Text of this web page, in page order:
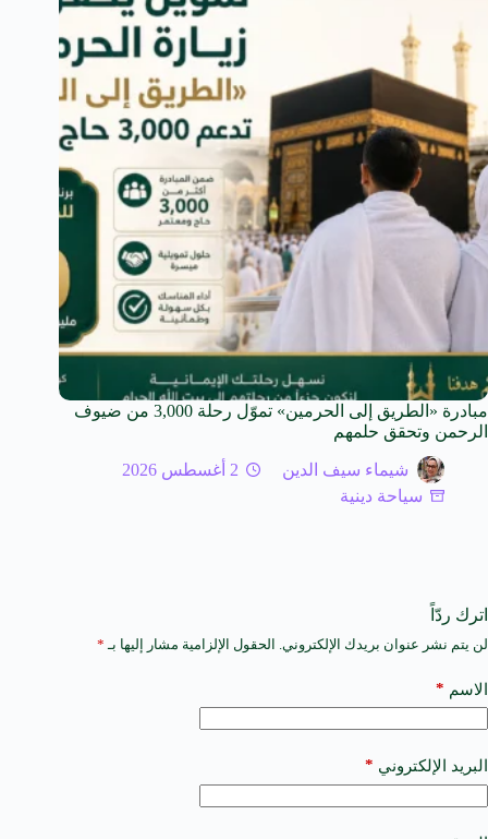
مبادرة «الطريق إلى الحرمين» تموّل رحلة 3,000 من ضيوف
الرحمن وتحقق حلمهم
شيماء سيف الدين
2 أغسطس 2026
سياحة دينية
اترك ردّاً
لن يتم نشر عنوان بريدك الإلكتروني. الحقول الإلزامية مشار إليها بـ *
الاسم *
البريد الإلكتروني *
A
t
e
a
t
i